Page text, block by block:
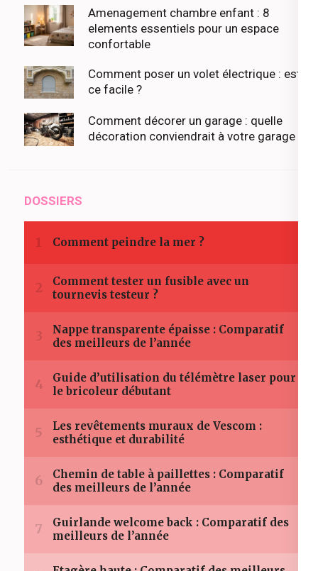
Amenagement chambre enfant : 8
elements essentiels pour un espace
confortable
Comment poser un volet électrique : est-
ce facile ?
Comment décorer un garage : quelle
décoration conviendrait à votre garage ?
DOSSIERS